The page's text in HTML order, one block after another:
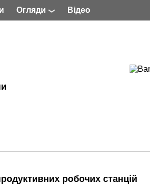
Огляди Відео
робочих станцій